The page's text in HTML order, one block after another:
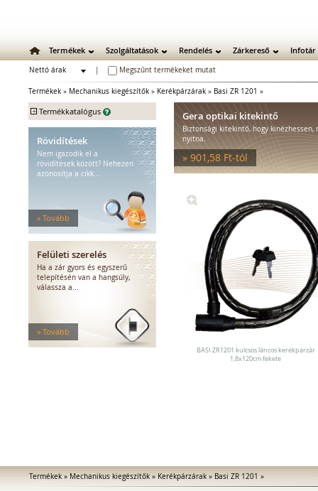
Termékek Szolgáltatások Rendelés Zárkereső Infotár
Nettó árak
Megszűnt termékeket mutat
Termékek » Mechanikus kiegészítők » Kerékpárzárak » Basi ZR 1201 »
+ Termékkatalógus
Mechanikus bevéső zárak
Zárbetétek
Lakatok
Mechanikus kiegészítők
Ajtókitámasztók
Optikai kitekintők
Kerékpárzárak
Ellenlemezek
Elektromos bevéső zárak
Zárfogadók
Rövidítések
Nem igazodik el a
rövidítések között? Nehezen
azonosítja a cikk...
» Tovább
Felületi szerelés
Ha a zár gyors és egyszerű
telepítésén van a hangsúly,
válassza a...
» Tovább
Gera optikai kitekintő
Biztonsági kitekintő, hogy
nyitna.
» 901,58 Ft-tól
BASI ZR1201 kulcsos láncos kerékpárzár
1,8x120cm fekete
Termékek» Mechanikus kiegészítők» Kerékpárzárak» Basi ZR 1201 »